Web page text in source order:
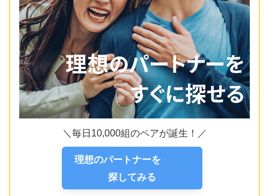
＼毎日10,000組のペアが誕生！／
理想のパートナーを
探してみる